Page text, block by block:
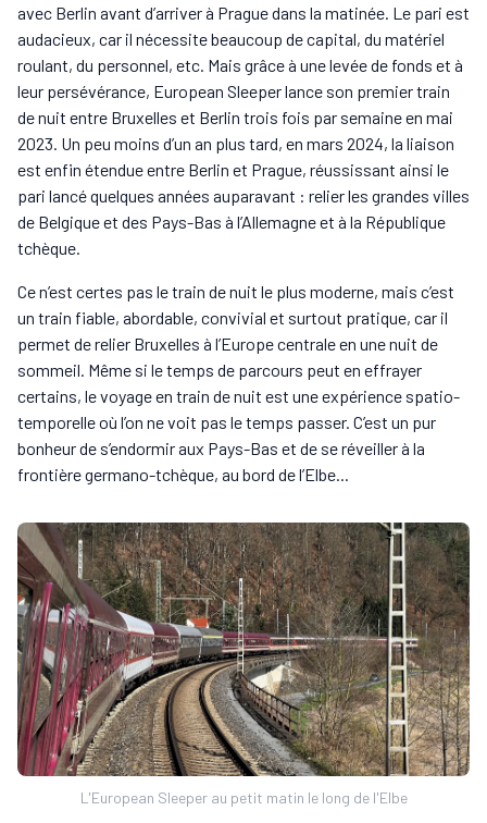
avec Berlin avant d’arriver à Prague dans la matinée. Le pari est
audacieux, car il nécessite beaucoup de capital, du matériel
roulant, du personnel, etc. Mais grâce à une levée de fonds et à
leur persévérance, European Sleeper lance son premier train
de nuit entre Bruxelles et Berlin trois fois par semaine en mai
2023. Un peu moins d’un an plus tard, en mars 2024, la liaison
est enfin étendue entre Berlin et Prague, réussissant ainsi le
pari lancé quelques années auparavant : relier les grandes villes
de Belgique et des Pays-Bas à l’Allemagne et à la République
tchèque.
Ce n’est certes pas le train de nuit le plus moderne, mais c’est
un train fiable, abordable, convivial et surtout pratique, car il
permet de relier Bruxelles à l’Europe centrale en une nuit de
sommeil. Même si le temps de parcours peut en effrayer
certains, le voyage en train de nuit est une expérience spatio-
temporelle où l’on ne voit pas le temps passer. C’est un pur
bonheur de s’endormir aux Pays-Bas et de se réveiller à la
frontière germano-tchèque, au bord de l’Elbe...
L'European Sleeper au petit matin le long de l'Elbe